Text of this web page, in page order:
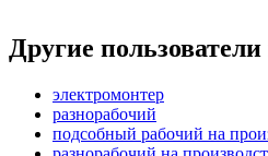
Другие
электромонтер
разнорабочий
подсобный рабочий на